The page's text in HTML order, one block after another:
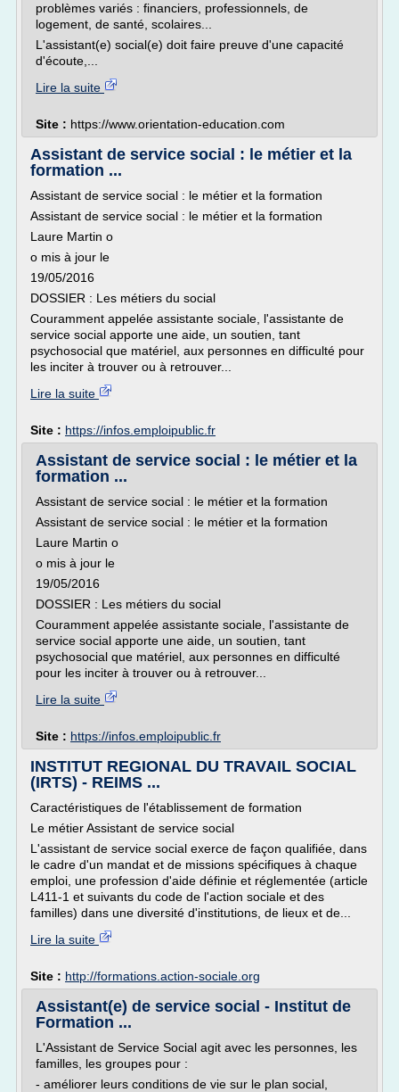
problèmes variés : financiers, professionnels, de
logement, de santé, scolaires...
L'assistant(e) social(e) doit faire preuve d'une capacité
d'écoute,...
Lire la suite
Site : https://www.orientation-education.com
Assistant de service social : le métier et la
formation ...
Assistant de service social : le métier et la formation
Assistant de service social : le métier et la formation
Laure Martin o
o mis à jour le
19/05/2016
DOSSIER : Les métiers du social
Couramment appelée assistante sociale, l'assistante de
service social apporte une aide, un soutien, tant
psychosocial que matériel, aux personnes en difficulté pour
les inciter à trouver ou à retrouver...
Lire la suite
Site : https://infos.emploipublic.fr
Assistant de service social : le métier et la
formation ...
Assistant de service social : le métier et la formation
Assistant de service social : le métier et la formation
Laure Martin o
o mis à jour le
19/05/2016
DOSSIER : Les métiers du social
Couramment appelée assistante sociale, l'assistante de
service social apporte une aide, un soutien, tant
psychosocial que matériel, aux personnes en difficulté
pour les inciter à trouver ou à retrouver...
Lire la suite
Site : https://infos.emploipublic.fr
INSTITUT REGIONAL DU TRAVAIL SOCIAL
(IRTS) - REIMS ...
Caractéristiques de l'établissement de formation
Le métier Assistant de service social
L'assistant de service social exerce de façon qualifiée, dans
le cadre d'un mandat et de missions spécifiques à chaque
emploi, une profession d'aide définie et réglementée (article
L411-1 et suivants du code de l'action sociale et des
familles) dans une diversité d'institutions, de lieux et de...
Lire la suite
Site : http://formations.action-sociale.org
Assistant(e) de service social - Institut de
Formation ...
L'Assistant de Service Social agit avec les personnes, les
familles, les groupes pour :
- améliorer leurs conditions de vie sur le plan social,